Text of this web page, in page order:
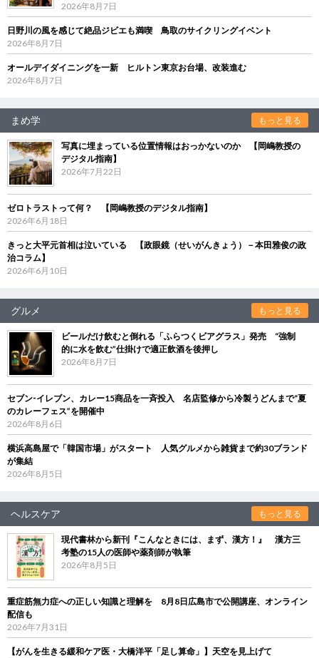
2026年8月7日
日野川の風を感じて絶品ジビエも満喫 鳥取のサイクリングイベント
2026年8月7日
オールデイダイニングを一新 ヒルトン東京お台場、改装進む
2026年8月7日
まめ学 もっと見る
写真に埋まっている位置情報はおっかないのか 【岡嶋教授の
デジタル指南】
2026年7月22日
ゼロトラストって何？ 【岡嶋教授のデジタル指南】
2026年6月18日
きっと大平元首相は泣いている 【政眼鏡（せいがんきょう）－本田雅俊の政
治コラム】
2026年6月10日
グルメ もっと見る
ビールだけ飲むと倒れる「ふらつくビアグラス」発売 “強制
的に水を飲む”仕掛けで適正飲酒を後押し
2026年8月7日
セブン‐イレブン、カレー15商品を一斉投入 名店監修から冷製うどんまで“夏
のカレーフェス”を開催中
2026年8月6日
横浜高島屋で「韓国市場」がスタート 人気グルメから雑貨まで約30ブランド
が集結
2026年8月5日
ヘルスケア もっと見る
現代書林から新刊『こんなときには、まず、漢方！』 漢方三
考塾の15人の医師や薬剤師が執筆
2026年8月5日
重症筋無力症への正しい知識と理解を 8月8日広島市で公開講座、オンライン
配信も
2026年7月31日
【がんを生きる緩和ケア医・大橋洋平「足し算命」】天空を見上げて